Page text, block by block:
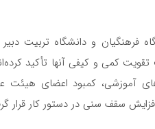
فرهنگیان و دانشگاه تربیت
تقویت کمی و کیفی آنها تأکید
آموزشی، کمبود اعضای
سقف سنی در دستور کار قرار